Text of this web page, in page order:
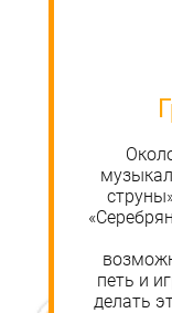
петь и
делать